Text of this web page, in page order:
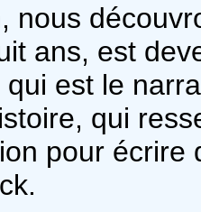
nous
ans, est
est le
qui
pour écrire